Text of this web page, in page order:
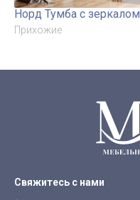
Норд Тумба с зеркалом
Прихожие
Свяжитесь с нами